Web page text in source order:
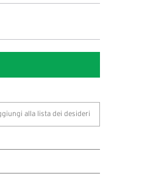
alla lista dei desideri